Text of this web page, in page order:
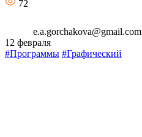
72
e.a.gorchakova@gmail.com
12 февраля
#Программы #Графический